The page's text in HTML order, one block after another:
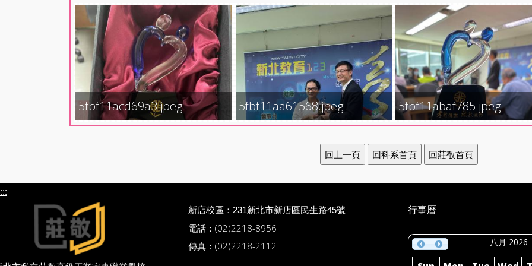
5fbf11acd69a3.jpeg 5fbf11aa61568.jpeg 5fbf11abaf785.jpeg
:::
新店校區： 231新北市新店區民生路45號
電話：(02)2218-8956
傳真：(02)2218-2112
行事曆
八月 2026